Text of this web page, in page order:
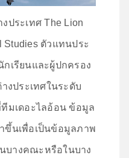
ระเทศ The Lion
Studies ตัวแทนประ
เรียนและผู้ปกครอง
งประเทศในระดับ
มเดอะไลอ้อน ข้อมูล
ขึ้นเพื่อเป็นข้อมูลภาพ
บางคณะหรือในบาง